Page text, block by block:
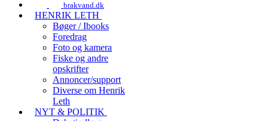
brakvand.dk
HENRIK LETH
Bøger / Ibooks
Foredrag
Foto og kamera
Fiske og andre
opskrifter
Annoncer/support
Diverse om Henrik
Leth
NYT & POLITIK